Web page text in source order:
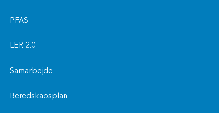
PFAS
LER 2.0
Samarbejde
Beredskabsplan